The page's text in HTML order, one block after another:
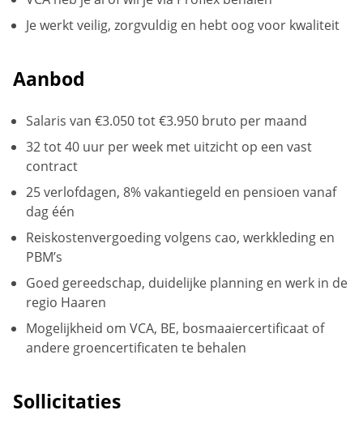
Je werkt veilig, zorgvuldig en hebt oog voor kwaliteit
Aanbod
Salaris van €3.050 tot €3.950 bruto per maand
32 tot 40 uur per week met uitzicht op een vast
contract
25 verlofdagen, 8% vakantiegeld en pensioen vanaf
dag één
Reiskostenvergoeding volgens cao, werkkleding en
PBM’s
Goed gereedschap, duidelijke planning en werk in de
regio Haaren
Mogelijkheid om VCA, BE, bosmaaiercertificaat of
andere groencertificaten te behalen
Sollicitaties